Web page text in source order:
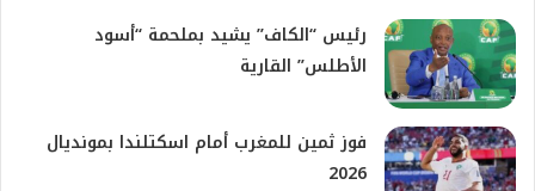
رئيس “الكاف” يشيد بملحمة “أسود
الأطلس” القارية
فوز ثمين للمغرب أمام اسكتلندا بمونديال
2026